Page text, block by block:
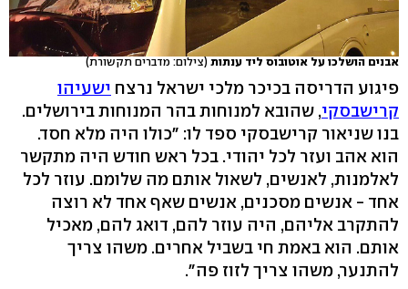
אבנים הושלכו על אוטובוס ליד ענתות(צילום: מדברים תקשורת)
פיגוע הדריסה בכיכר מלכי ישראל נרצח ישעיהו
קרישבסקי, שהובא למנוחות בהר המנוחות בירושלים.
בנו שניאור קרישבסקי ספד לו: "כולו היה מלא חסד.
הוא אהב ועזר לכל יהודי. בכל ראש חודש היה מתקשר
לאלמנות, לאנשים, לשאול אותם מה שלומם. עוזר לכל
אחד - אנשים מסכנים, אנשים שאף אחד לא רוצה
להתקרב אליהם, היה עוזר להם, דואג להם, מאכיל
אותם. הוא באמת חי בשביל אחרים. משהו צריך
להתנער, משהו צריך לזוז פה".